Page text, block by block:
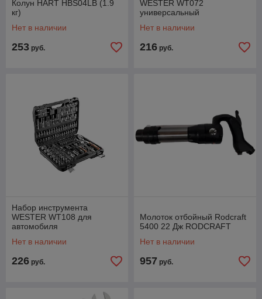
Колун HART HBS04LB (1.9
кг)
Нет в наличии
253 руб.
WESTER WT072
универсальный
Нет в наличии
216 руб.
Набор инструмента
WESTER WT108 для
автомобиля
Нет в наличии
226 руб.
Молоток отбойный Rodcraft
5400 22 Дж RODCRAFT
Нет в наличии
957 руб.